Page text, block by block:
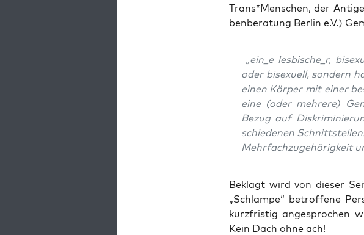
Trans*Menschen, der
ben­be­ra­tung Ber­lin e.V.)
„ein_e lesbische_r,
oder bise­xu­ell, son­dern
einen Kör­per mit einer
eine (oder meh­re­re)
Bezug auf
schie­de­nen
Mehr­fach­zu­ge­hö­rig­keit
Beklagt wird von die­ser
„Schlam­pe“ betrof­fe­ne
kurz­fris­tig ange­spro­chen
Kein Dach ohne ach!